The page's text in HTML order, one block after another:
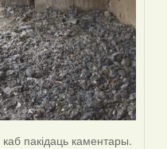
каб пакідаць каментары.